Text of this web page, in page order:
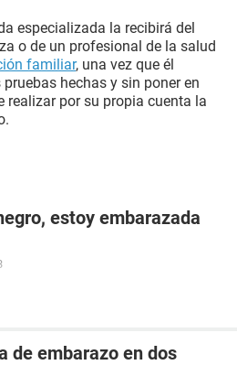
especializada la recibirá del
o de un profesional de la salud
familiar, una vez que él
hechas y sin poner en
realizar por su propia cuenta la
estoy embarazada
de embarazo en dos